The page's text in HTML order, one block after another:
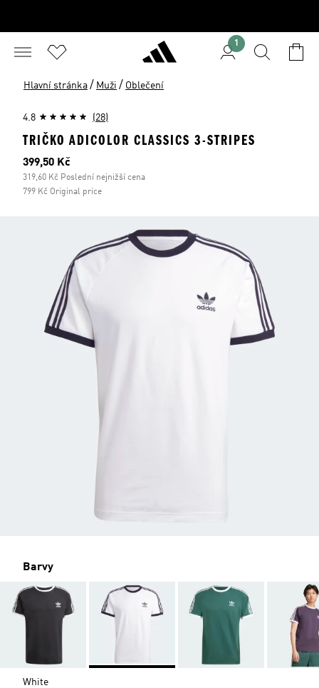
1
Hlavní stránka / Muži / Oblečení
4.8 (28)
TRIČKO ADICOLOR CLASSICS 3-STRIPES
Aktuální cena
399,50 Kč
319,60 Kč Poslední nejnižší cena
799 Kč Original price
Barvy
White